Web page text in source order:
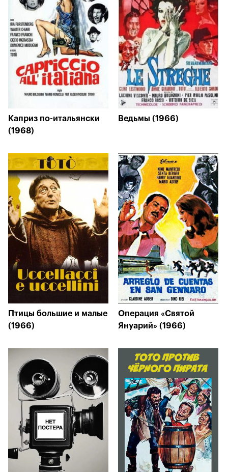
Каприз по-итальянски
(1968)
Ведьмы (1966)
Птицы большие и малые
(1966)
Операция «Святой
Януарий» (1966)